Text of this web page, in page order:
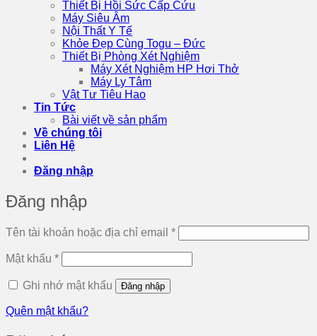
Thiết Bị Hồi Sức Cấp Cứu
Máy Siêu Âm
Nội Thất Y Tế
Khỏe Đẹp Cùng Togu – Đức
Thiết Bị Phòng Xét Nghiệm
Máy Xét Nghiệm HP Hơi Thở
Máy Ly Tâm
Vật Tư Tiêu Hao
Tin Tức
Bài viết về sản phẩm
Về chúng tôi
Liên Hệ
Đăng nhập
Đăng nhập
Tên tài khoản hoặc địa chỉ email *Bắt
buộc
Mật khẩu *Bắt
buộc
Ghi nhớ mật khẩu
Đăng nhập
Quên mật khẩu?